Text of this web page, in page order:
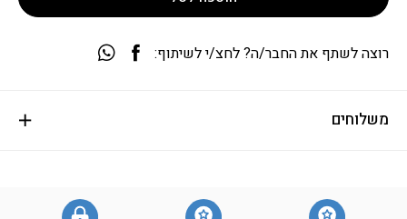
משלוחים
רוצה לשתף את החבר/ה? לחצ/י לשיתוף: